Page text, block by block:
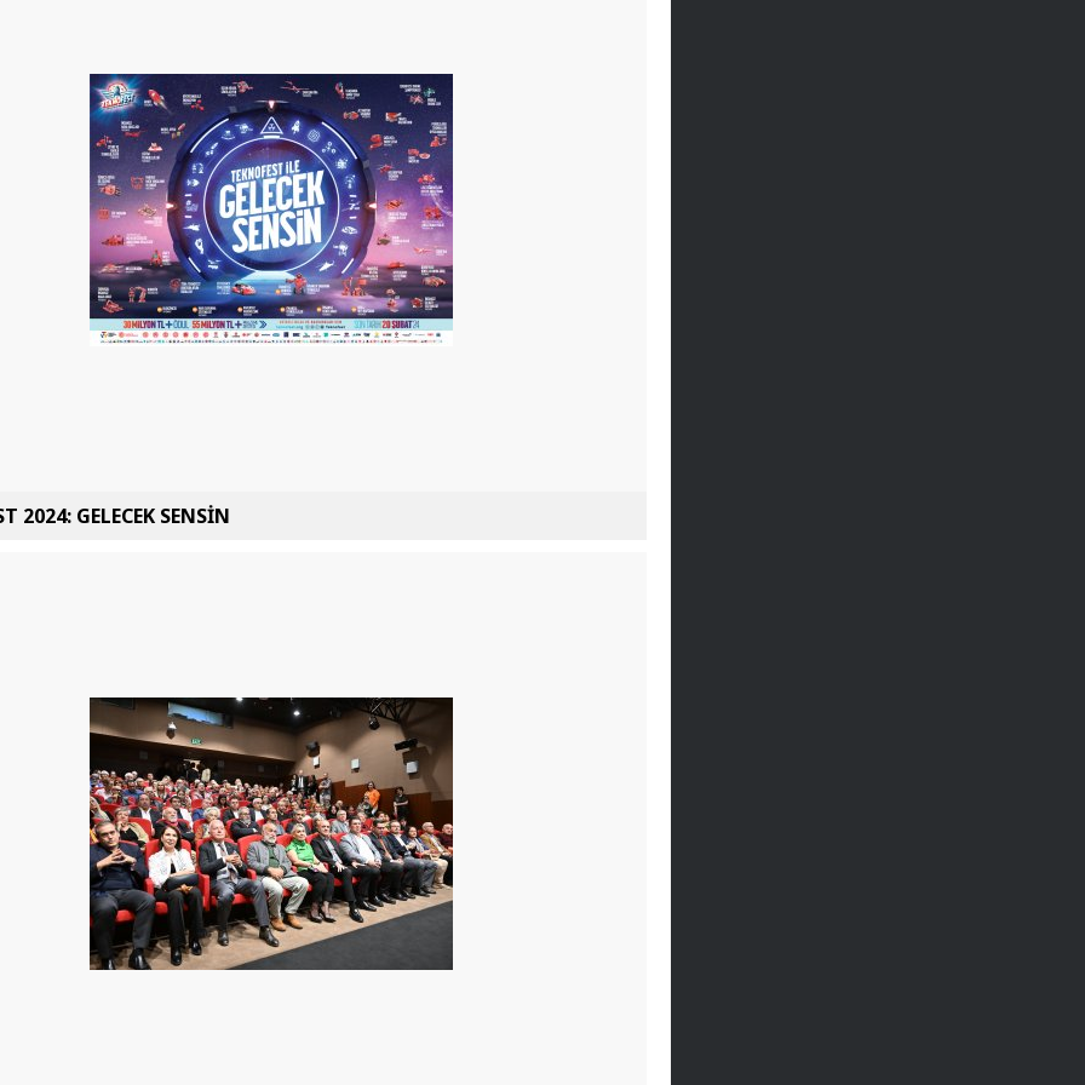
2024: GELECEK SENSİN